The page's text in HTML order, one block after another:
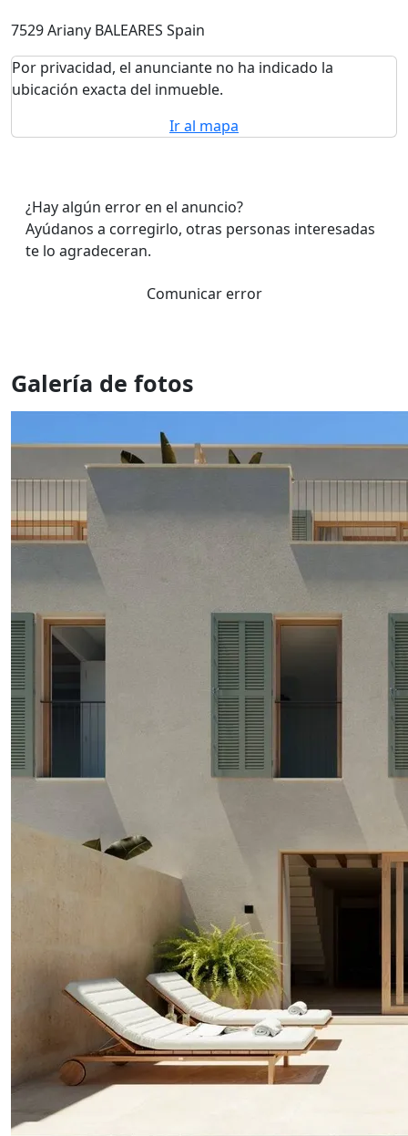
7529 Ariany BALEARES Spain
Por privacidad, el anunciante no ha indicado la
ubicación exacta del inmueble.
Ir al mapa
¿Hay algún error en el anuncio?
Ayúdanos a corregirlo, otras personas interesadas
te lo agradeceran.
Comunicar error
Galería de fotos